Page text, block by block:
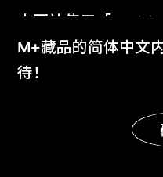
都市實踐
2005年9月17日
本网站使用「
体验。
了解更多
M+藏品的简体中文
待！
显